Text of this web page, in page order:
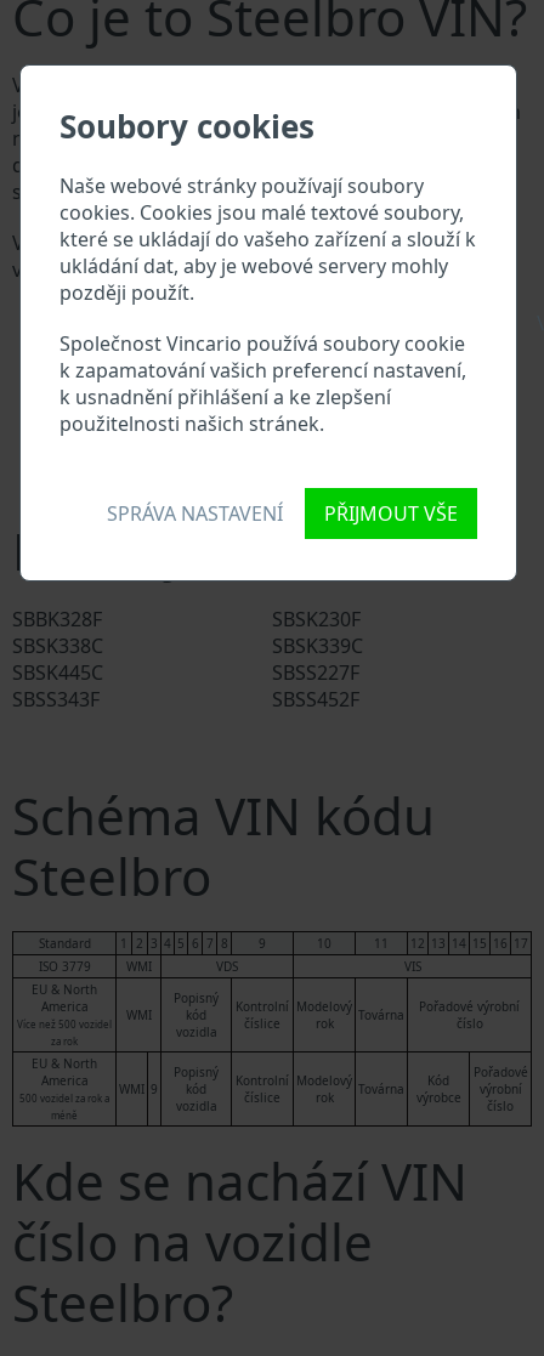
Soubory cookies
Naše webové stránky používají soubory
cookies. Cookies jsou malé textové soubory,
které se ukládají do vašeho zařízení a slouží k
ukládání dat, aby je webové servery mohly
později použít.
Společnost Vincario používá soubory cookie
k zapamatování vašich preferencí nastavení,
k usnadnění přihlášení a ke zlepšení
použitelnosti našich stránek.
SPRÁVA NASTAVENÍ PŘIJMOUT VŠE
Co je to Steelbro VIN?
Výrobce vozů Steelbro přiděluje každému vozidlu
jedinečné identifikační číslo zvané Vehicle Identification
number (VIN). VIN se skládá ze znaků a čísel o celkové
délce 17 znaků, do kterých ze zakódovaná základní
specifikaci vozidla.
Všechny databáze v automobilovém průmyslu
vyhledávají prostřednictvím VIN:
Databáze výrobce Steelbro
Databáze prodejců Steelbro
Dodavatelé náhradních dílů a autoservisy Steelbro
Národní registr vozidel
Policejní databáze
Databáze soukromých společností
Modely Steelbro
SBBK328F
SBSK230F
SBSK338C
SBSK339C
SBSK445C
SBSS227F
SBSS343F
SBSS452F
Schéma VIN kódu
Steelbro
Standard 1 2 3 4 5 6 7 8 9 10 11 12 13 14 15 16 17
ISO 3779
WMI VDS
VIS
EU & North
America
Více než 500 vozidel
za rok
WMI
Popisný
kód
vozidla
Kontrolní
číslice
Modelový
rok
Továrna
Pořadové výrobní
číslo
EU & North
America
500 vozidel za rok a
méně
WMI 9
Popisný
kód
vozidla
Kontrolní
číslice
Modelový
rok
Továrna
Kód
výrobce
Pořadové
výrobní
číslo
Kde se nachází VIN
číslo na vozidle
Steelbro?